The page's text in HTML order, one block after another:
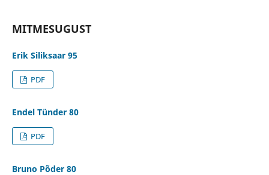
MITMESUGUST
Erik Siliksaar 95
PDF
Endel Tünder 80
PDF
Bruno Põder 80